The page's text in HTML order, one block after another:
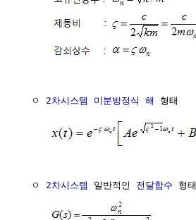
  ㅇ
2차시스템 미분방정식 해 형태
  ㅇ
2차시스템 일반적인 전달함수 형태